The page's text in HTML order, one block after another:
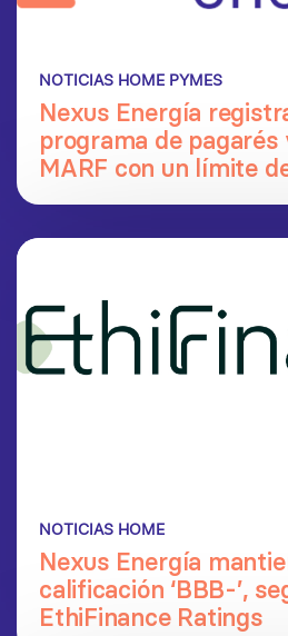
NOTICIAS HOME PYMES
Nexus Energía
programa de pagarés
MARF con un límite
NOTICIAS HOME
Nexus Energía
calificación ‘BBB-’,
EthiFinance Ratings